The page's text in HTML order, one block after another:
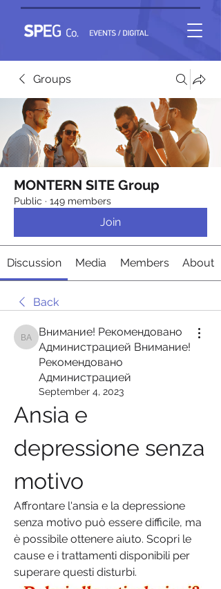
Groups
MONTERN SITE Group
Public · 149 members
Join
Discussion Media Members About
Back
Внимание! Рекомендовано Администрацией
Внимание! Рекомендовано
Администрацией Внимание!
Рекомендовано
Администрацией
September 4, 2023
Ansia e
depressione senza
motivo
Affrontare l'ansia e la depressione
senza motivo può essere difficile, ma
è possibile ottenere aiuto. Scopri le
cause e i trattamenti disponibili per
superare questi disturbi.